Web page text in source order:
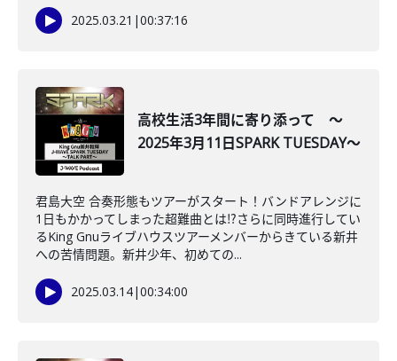
2025.03.21 |00:37:16
高校生活3年間に寄り添って ～
2025年3月11日SPARK TUESDAY～
君島大空 合奏形態もツアーがスタート！バンドアレンジに
1日もかかってしまった超難曲とは⁉さらに同時進行してい
るKing Gnuライブハウスツアーメンバーからきている新井
への苦情問題。新井少年、初めての...
2025.03.14|00:34:00